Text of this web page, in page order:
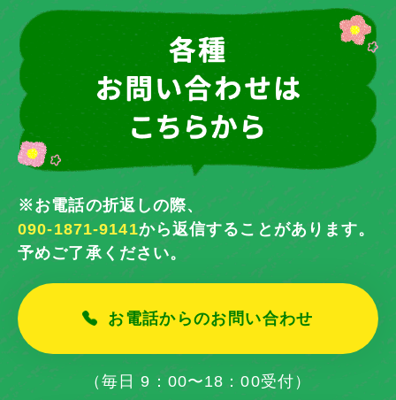
※お電話の折返しの際、
090-1871-9141から返信することがあります。
予めご了承ください。
お電話からのお問い合わせ
（毎日 9：00〜18：00受付）